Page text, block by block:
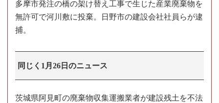
多摩市発注の橋の架け替え工事で生じた産業廃棄物を
無許可で河川敷に投棄。日野市の建設会社社員らが逮
捕。
同じく1月26日のニュース
茨城県阿見町の廃棄物収集運搬業者が建設残土を不法